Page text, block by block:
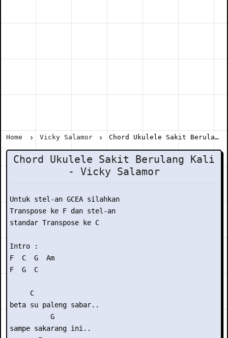
Home Vicky Salamor Chord Ukulele Sakit Berulang Kali - Vicky Salamor
Chord Ukulele Sakit Berulang Kali
- Vicky Salamor
Untuk stel-an GCEA silahkan
Transpose ke F dan stel-an
standar Transpose ke C
Intro :
F  C  G  Am
F  G  C
     C
beta su paleng sabar..
          G
sampe sakarang ini..